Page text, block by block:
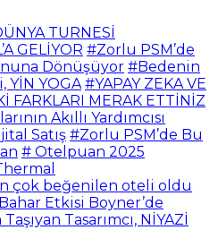
TURNESİ
GELİYOR #Zorlu PSM’de
Dönüşüyor #Bedenin
YİN YOGA #YAPAY ZEKA VE
FARKLARI MERAK ETTİNİZ
Akıllı Yardımcısı
Satış #Zorlu PSM’de Bu
# Otelpuan 2025
çok beğenilen oteli oldu
Etkisi Boyner’de
Tasarımcı, NİYAZİ